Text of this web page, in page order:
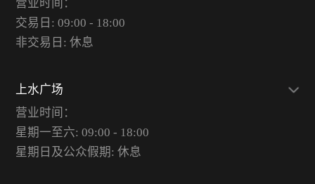
营业时间：
交易日: 09:00 - 18:00
非交易日: 休息
上水广场
营业时间：
星期一至六: 09:00 - 18:00
星期日及公众假期: 休息